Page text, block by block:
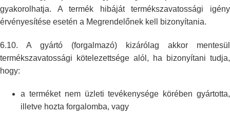
gyakorolhatja. A termék hibájáttermékszavatossági igény
érvényesítése esetén a Megrendelőnek kell
bizonyítania.
6.10. A gyártó (forgalmazó) kizárólag akkor mentesül
termékszavatossági kötelezettsége alól, ha bizonyítani tudja,
hogy:
a terméket nem üzleti tevékenysége körében gyártotta,
illetve hozta forgalomba, vagy